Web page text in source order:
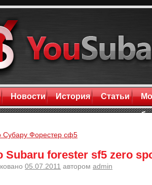
Новости История Статьи
Субару Форестер сф5
Subaru forester sf5 zero
05.07.2011 автором admin